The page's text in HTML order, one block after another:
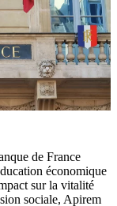
de France
économique
sur la vitalité
sociale, Apirem